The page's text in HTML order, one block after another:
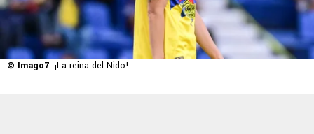
© Imago7 ¡La reina del Nido!